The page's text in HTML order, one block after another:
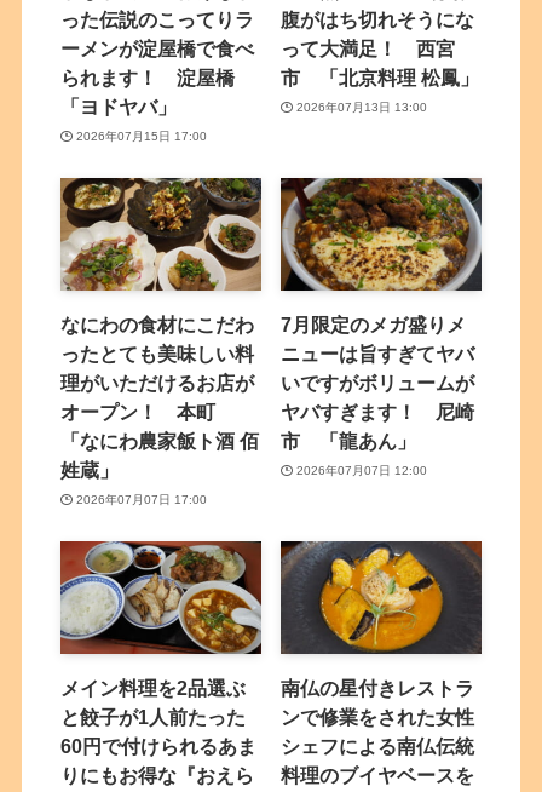
った伝説のこってりラ
ーメンが淀屋橋で食べ
られます！ 淀屋橋
「ヨドヤバ」
2026年07月15日 17:00
腹がはち切れそうにな
って大満足！ 西宮
市 「北京料理 松鳳」
2026年07月13日 13:00
なにわの食材にこだわ
ったとても美味しい料
理がいただけるお店が
オープン！ 本町
「なにわ農家飯ト酒 佰
姓蔵」
2026年07月07日 17:00
7月限定のメガ盛りメ
ニューは旨すぎてヤバ
いですがボリュームが
ヤバすぎます！ 尼崎
市 「龍あん」
2026年07月07日 12:00
メイン料理を2品選ぶ
と餃子が1人前たった
60円で付けられるあま
りにもお得な『おえら
南仏の星付きレストラ
ンで修業をされた女性
シェフによる南仏伝統
料理のブイヤベースを